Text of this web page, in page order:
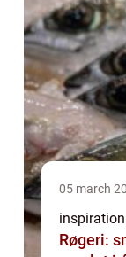
05 march
inspiration
Røgeri: